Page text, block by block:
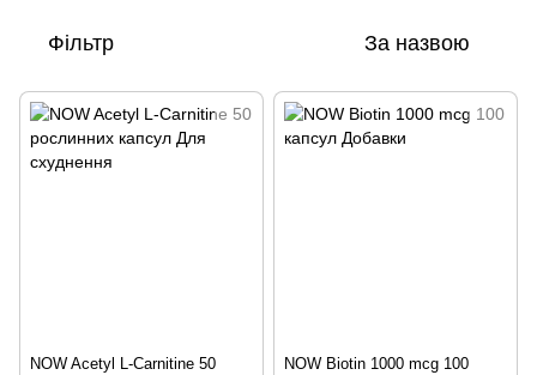
Фільтр За назвою
NOW Acetyl L-Carnitine 50
NOW Biotin 1000 mcg 100